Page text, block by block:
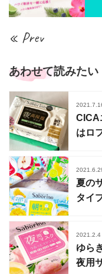
« Prev
あわせて読みたい
CICA
はロ
夏の
タイ
2021.2.4
ゆら
夜用